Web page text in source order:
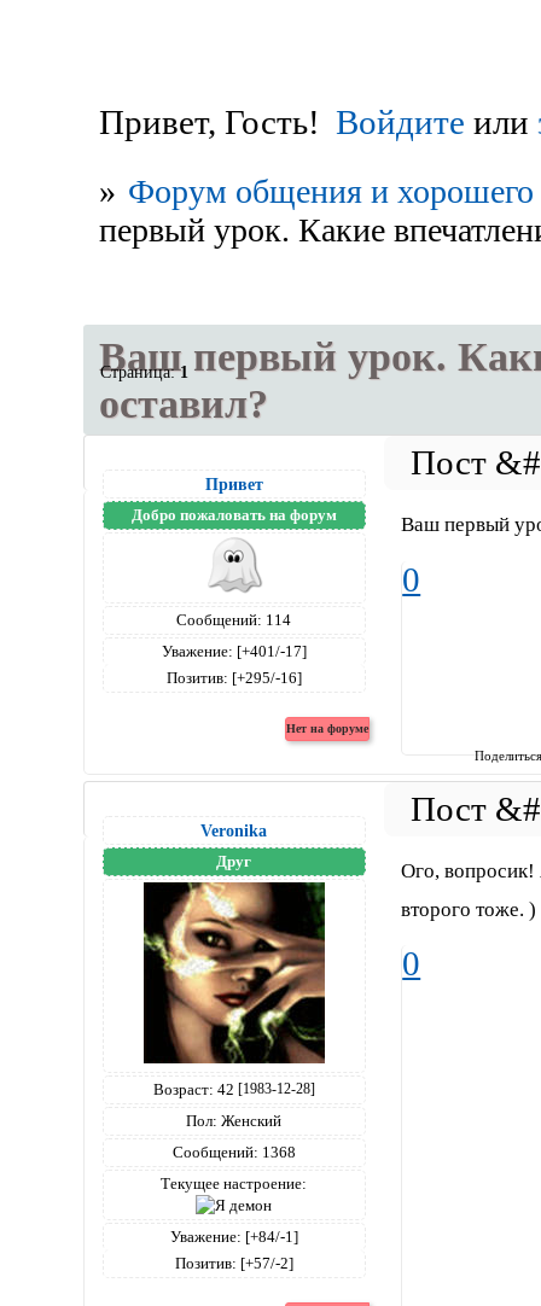
Привет, Гость! Войдите или
» Форум общения и хорошего
первый урок. Какие
Ваш первый урок.
оставил?
Страница:1
Привет
Добро пожаловать на форум
Сообщений: 114
Уважение: [+401/-17]
Позитив: [+295/-16]
Ваш первый
0
Veronika
Друг
Возраст: 42 [1983-12-28]
Пол: Женский
Сообщений: 1368
Текущее настроение:
Уважение: [+84/-1]
Позитив: [+57/-2]
Ого,
второго тоже.
0